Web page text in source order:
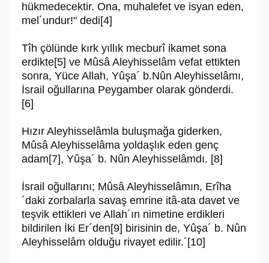
hükmedecektir. Ona, muhalefet ve isyan eden,
mel´undur!" dedi[4]
Tîh çölünde kırk yıllık mecburî ikamet sona
erdikte[5] ve Mûsâ Aleyhisselâm vefat ettikten
sonra, Yüce Allah, Yûşa´ b.Nûn Aleyhisselâmı,
İsrail oğullarına Pey­gamber olarak gönderdi.
[6]
Hızır Aleyhisselâmla buluşmağa giderken,
Mûsâ Aleyhisselâma yoldaşlık eden genç
adam[7], Yûşa´ b. Nûn Aleyhisselâmdı. [8]
İsrail oğullarını; Mûsâ Aleyhisselâmın, Erîha
´daki zorbalarla savaş emrine itâ-ata davet ve
teşvik ettikleri ve Allah´ın nimetine erdikleri
bildirilen İki Er´den[9] bi­risinin de, Yûşa´ b. Nûn
Aleyhisselâm olduğu rivayet edilir.´[10]